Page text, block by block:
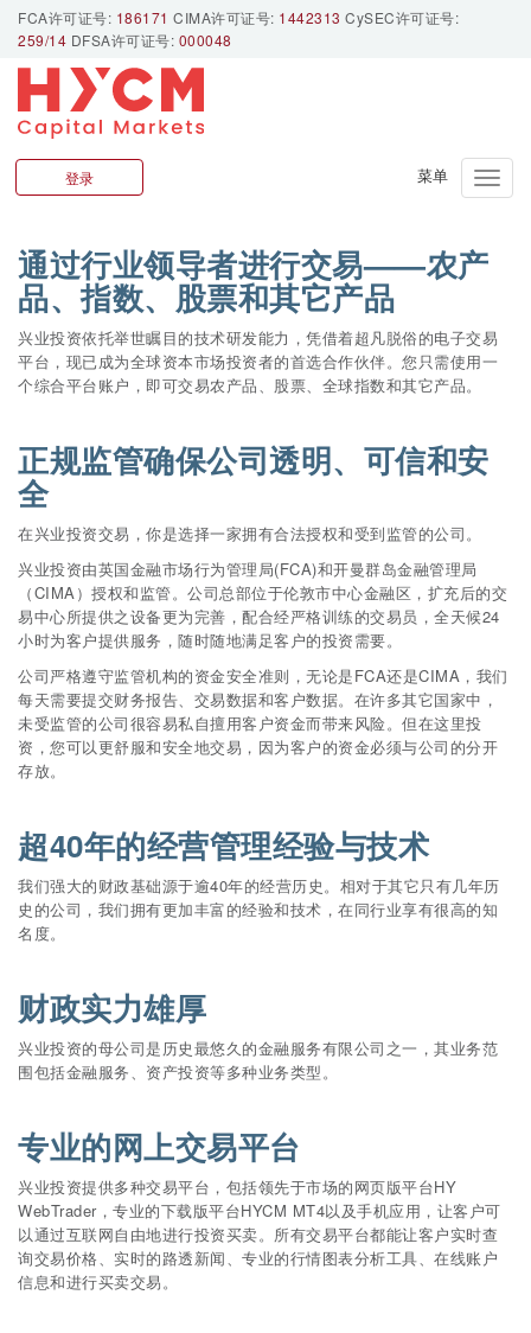
FCA许可证号: 186171 CIMA许可证号: 1442313 CySEC许可证号:
259/14 DFSA许可证号: 000048
Toggle
登录
公司优势
通过行业领导者进行交易——农产
品、指数、股票和其它产品
兴业投资依托举世瞩目的技术研发能力，凭借着超凡脱俗的电子交易
平台，现已成为全球资本市场投资者的首选合作伙伴。您只需使用一
个综合平台账户，即可交易农产品、股票、全球指数和其它产品。
正规监管确保公司透明、可信和安
全
在兴业投资交易，你是选择一家拥有合法授权和受到监管的公司。
兴业投资由英国金融市场行为管理局(FCA)和开曼群岛金融管理局
（CIMA）授权和监管。公司总部位于伦敦市中心金融区，扩充后的交
易中心所提供之设备更为完善，配合经严格训练的交易员，全天候24
小时为客户提供服务，随时随地满足客户的投资需要。
公司严格遵守监管机构的资金安全准则，无论是FCA还是CIMA，我们
每天需要提交财务报告、交易数据和客户数据。在许多其它国家中，
未受监管的公司很容易私自擅用客户资金而带来风险。但在这里投
资，您可以更舒服和安全地交易，因为客户的资金必须与公司的分开
存放。
超40年的经营管理经验与技术
我们强大的财政基础源于逾40年的经营历史。相对于其它只有几年历
史的公司，我们拥有更加丰富的经验和技术，在同行业享有很高的知
名度。
财政实力雄厚
兴业投资的母公司是历史最悠久的金融服务有限公司之一，其业务范
围包括金融服务、资产投资等多种业务类型。
专业的网上交易平台
兴业投资提供多种交易平台，包括领先于市场的网页版平台HY
WebTrader，专业的下载版平台HYCM MT4以及手机应用，让客户可
以通过互联网自由地进行投资买卖。所有交易平台都能让客户实时查
询交易价格、实时的路透新闻、专业的行情图表分析工具、在线账户
信息和进行买卖交易。